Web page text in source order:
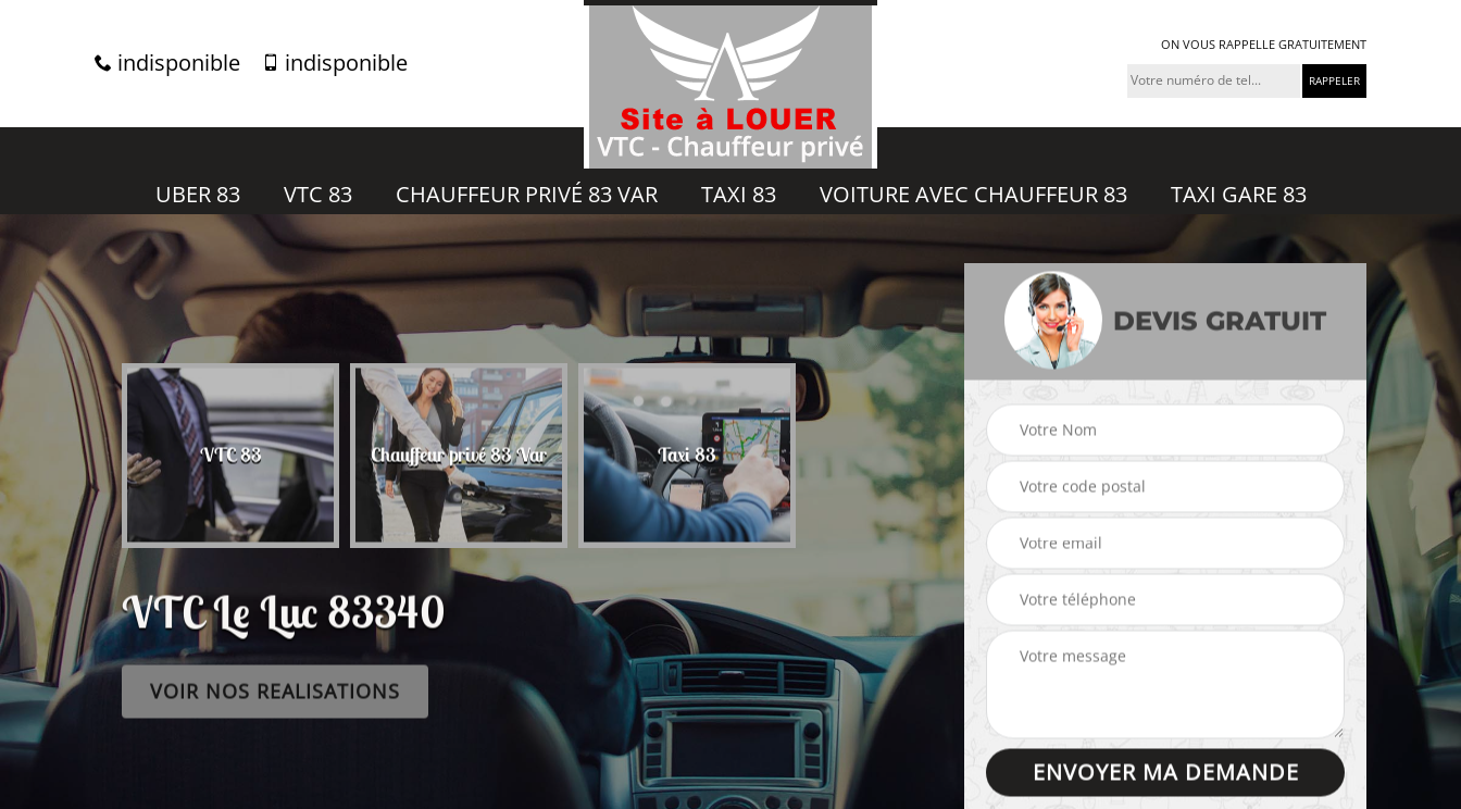
indisponible indisponible
ON VOUS RAPPELLE GRATUITEMENT
UBER 83 VTC 83 CHAUFFEUR PRIVÉ 83 VAR TAXI 83 VOITURE AVEC CHAUFFEUR 83 TAXI GARE 83
83 VTC 83 Chauffeur privé 83 Var Taxi 83 Voiture avec chauffeur
83 Taxi gare 83 Uber 83
VTC Le Luc 83340
VOIR NOS REALISATIONS
DEVIS GRATUIT